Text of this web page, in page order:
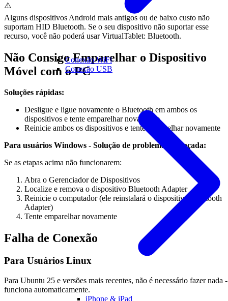
Conexão WiFi
Conexão USB
iPhone & iPad
⚠️
Alguns dispositivos Android mais antigos ou de baixo custo não
suportam HID Bluetooth. Se o seu dispositivo não suportar esse
recurso, você não poderá usar VirtualTablet: Bluetooth.
Não Consigo Emparelhar o Dispositivo
Móvel com o PC
Soluções rápidas:
Desligue e ligue novamente o Bluetooth em ambos os
dispositivos e tente emparelhar novamente
Reinicie ambos os dispositivos e tente emparelhar novamente
Para usuários Windows - Solução de problemas avançada:
Se as etapas acima não funcionarem:
Abra o Gerenciador de Dispositivos
Localize e remova o dispositivo Bluetooth Adapter
Reinicie o computador (ele reinstalará o dispositivo Bluetooth
Adapter)
Tente emparelhar novamente
Falha de Conexão
Para Usuários Linux
Para Ubuntu 25 e versões mais recentes, não é necessário fazer nada -
funciona automaticamente.